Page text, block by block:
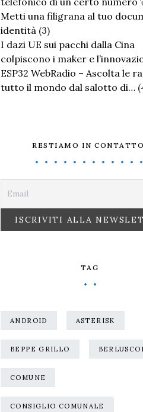
Metti una filigrana al tuo
identità (3)
I dazi UE sui pacchi dalla Cina
colpiscono i maker e
ESP32 WebRadio – Ascolta le
tutto il mondo dal salotto di…
RESTIAMO IN
TAG
ANDROID ASTERISK
BEPPE GRILLO
COMUNE
CONSIGLIO COMUNALE